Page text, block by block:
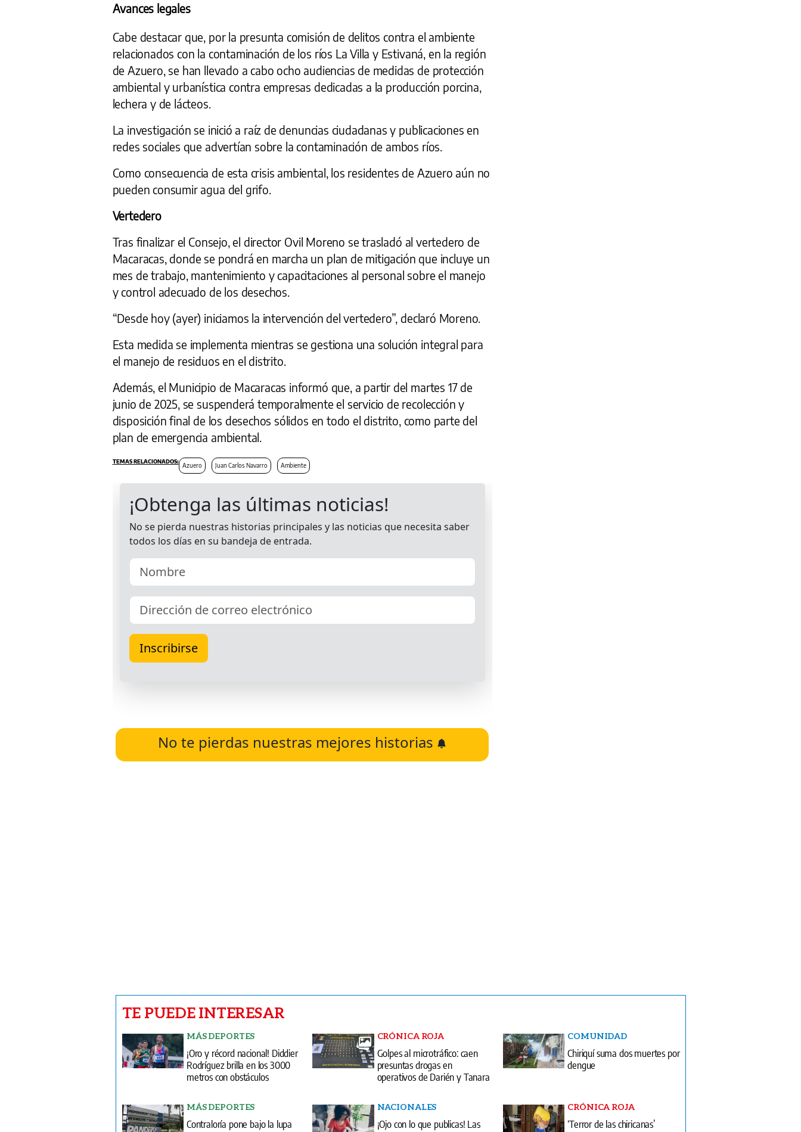
Avances legales
Cabe destacar que, por la presunta comisión de delitos contra el ambiente
relacionados con la contaminación de los ríos La Villa y Estivaná, en la región
de Azuero, se han llevado a cabo ocho audiencias de medidas de protección
ambiental y urbanística contra empresas dedicadas a la producción porcina,
lechera y de lácteos.
La investigación se inició a raíz de denuncias ciudadanas y publicaciones en
redes sociales que advertían sobre la contaminación de ambos ríos.
Como consecuencia de esta crisis ambiental, los residentes de Azuero aún no
pueden consumir agua del grifo.
Vertedero
Tras finalizar el Consejo, el director Ovil Moreno se trasladó al vertedero de
Macaracas, donde se pondrá en marcha un plan de mitigación que incluye un
mes de trabajo, mantenimiento y capacitaciones al personal sobre el manejo
y control adecuado de los desechos.
“Desde hoy (ayer) iniciamos la intervención del vertedero”, declaró Moreno.
Esta medida se implementa mientras se gestiona una solución integral para
el manejo de residuos en el distrito.
Además, el Municipio de Macaracas informó que, a partir del martes 17 de
junio de 2025, se suspenderá temporalmente el servicio de recolección y
disposición final de los desechos sólidos en todo el distrito, como parte del
plan de emergencia ambiental.
Azuero Juan Carlos Navarro Ambiente
No te pierdas nuestras mejores historias
TE PUEDE INTERESAR
MÁS DEPORTES
¡Oro y récord nacional! Diddier
Rodríguez brilla en los 3000
metros con obstáculos
CRÓNICA ROJA
Golpes al microtráfico: caen
presuntas drogas en
operativos de Darién y Tanara
COMUNIDAD
Chiriquí suma dos muertes por
dengue
MÁS DEPORTES
Contraloría pone bajo la lupa
NACIONALES
¡Ojo con lo que publicas! Las
CRÓNICA ROJA
‘Terror de las chiricanas’